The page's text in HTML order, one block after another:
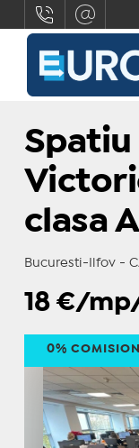
clasa A
Bucuresti-Ilfov -
18€/
0% COMISION